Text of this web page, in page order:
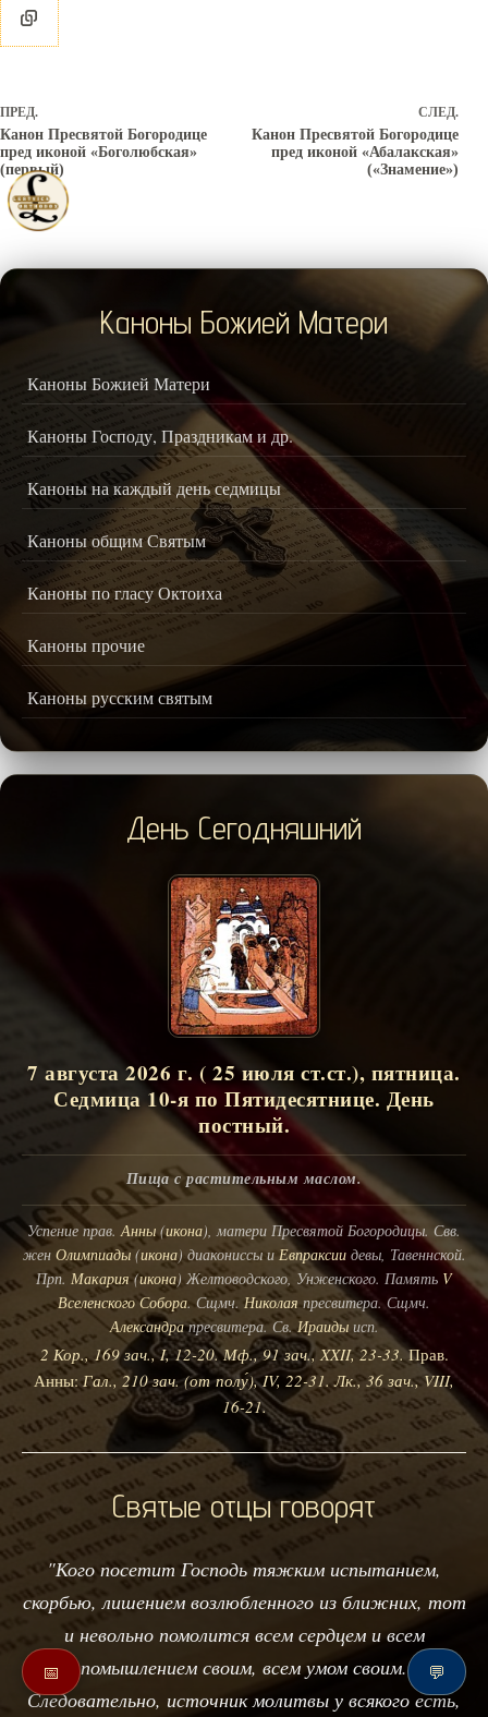
ПРЕД.
Канон Пресвятой Богородице
пред иконой «Боголюбская»
(первый)
СЛЕД.
Канон Пресвятой Богородице
пред иконой «Абалакская»
(«Знамение»)
Каноны Божией Матери
Каноны Божией Матери
Каноны Господу, Праздникам и др.
Каноны на каждый день седмицы
Каноны общим Святым
Каноны по гласу Октоиха
Каноны прочие
Каноны русским святым
День Сегодняшний
7 августа 2026 г. ( 25 июля ст.ст.), пятница.
Седмица 10-я по Пятидесятнице. День
постный.
Пища с растительным маслом.
Успение прав. Анны(икона), матери Пресвятой Богородицы. Свв.
жен Олимпиады(икона) диакониссы и Евпраксиидевы, Тавеннской.
Прп. Макария(икона) Желтоводского, Унженского. Память V
Вселенского Собора. Сщмч. Николаяпресвитера. Сщмч.
Александрапресвитера. Св.Ираидыисп.
2 Кор., 169 зач., I, 12-20. Мф., 91 зач., XXII, 23-33.Прав.
Анны:Гал., 210 зач. (от полу́), IV, 22-31. Лк., 36 зач., VIII,
16-21.
Святые отцы говорят
"Кого посетит Господь тяжким испытанием,
скорбью, лишением возлюбленного из ближних, тот
и невольно помолится всем сердцем и всем
помышлением своим, всем умом своим.
Следовательно, источник молитвы у всякого есть,
📅 💬